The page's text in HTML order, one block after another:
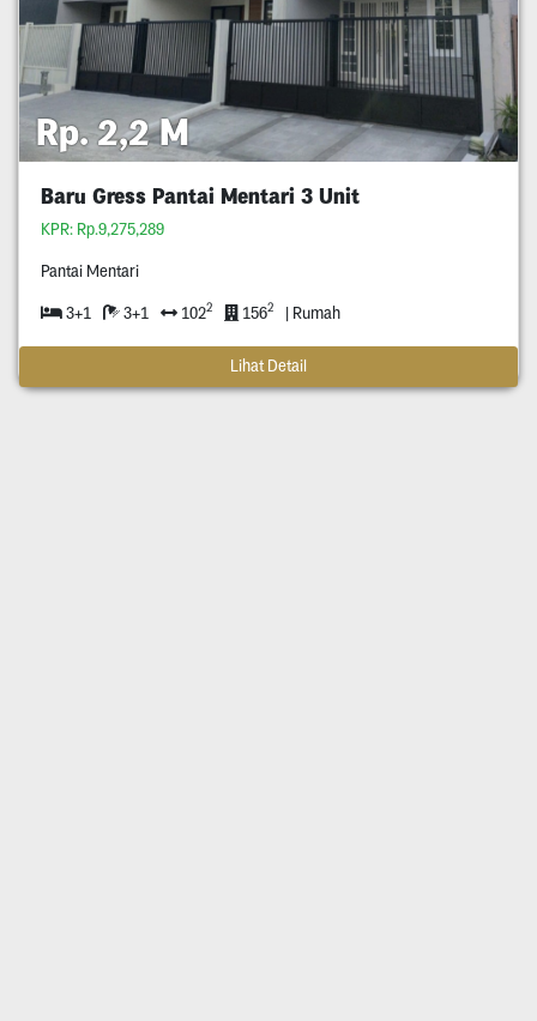
Rp. 2,2 M
Baru Gress Pantai Mentari 3 Unit
KPR: Rp.9,275,289
Pantai Mentari
3+1 3+1 1022 1562 | Rumah
Lihat Detail